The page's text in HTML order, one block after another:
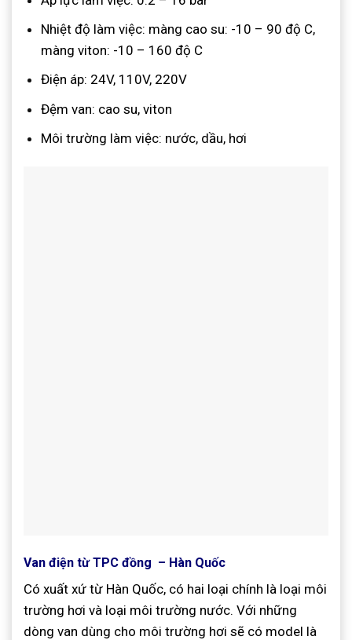
Nhiệt độ làm việc: màng cao su: -10 – 90 độ C,
màng viton: -10 – 160 độ C
Điện áp: 24V, 110V, 220V
Đệm van: cao su, viton
Môi trường làm việc: nước, dầu, hơi
Van điện từ TPC đồng – Hàn Quốc
Có xuất xứ từ Hàn Quốc, có hai loại chính là loại môi
trường hơi và loại môi trường nước. Với những
dòng van dùng cho môi trường hơi sẽ có model là